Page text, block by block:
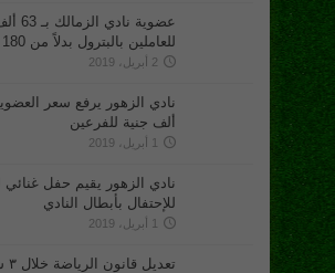
عضوية
للعاملين بالبترول بدلاً من 180 ألف جنية
2 أبريل، 2019
ألف جنية للفرعين
1 أبريل، 2019
نادي الزهور يقيم حفل
للإحتفال بأبطال النادي
1 أبريل، 2019